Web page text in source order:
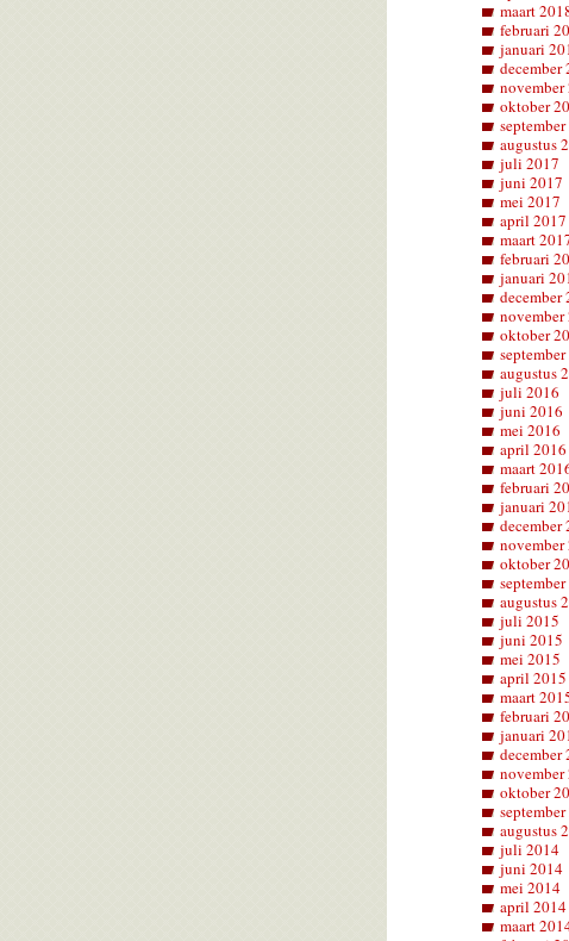
maart
februari
januari
december
november
oktober
augustus
juli 2017
juni 2017
mei 2017
april 2017
maart
februari
januari
december
november
oktober
augustus
juli 2016
juni 2016
mei 2016
april 2016
maart
februari
januari
december
november
oktober
augustus
juli 2015
juni 2015
mei 2015
april 2015
maart
februari
januari
december
november
oktober
augustus
juli 2014
juni 2014
mei 2014
april 2014
maart